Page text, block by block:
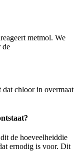
reageert metmol. We
de
dat chloor in overmaat
de hoeveelheiddie
ernodig is voor. Dit